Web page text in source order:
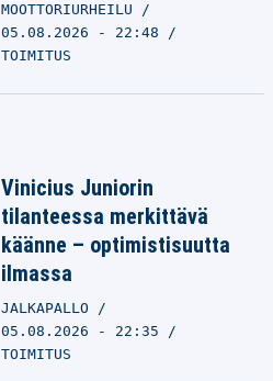
MOOTTORIURHEILU
05.08.2026 - 22:48
TOIMITUS
Vinicius Juniorin
tilanteessa merkittävä
käänne – optimistisuutta
ilmassa
JALKAPALLO
05.08.2026 - 22:35
TOIMITUS